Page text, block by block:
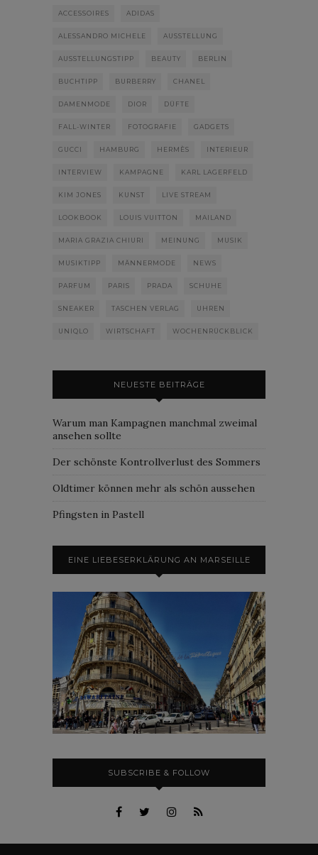
ACCESSOIRES ADIDAS
ALESSANDRO MICHELE AUSSTELLUNG
AUSSTELLUNGSTIPP BEAUTY BERLIN
BUCHTIPP BURBERRY CHANEL
DAMENMODE DIOR DÜFTE
FALL-WINTER FOTOGRAFIE GADGETS
GUCCI HAMBURG HERMÈS INTERIEUR
INTERVIEW KAMPAGNE KARL LAGERFELD
KIM JONES KUNST LIVE STREAM
LOOKBOOK LOUIS VUITTON MAILAND
MARIA GRAZIA CHIURI MEINUNG MUSIK
MUSIKTIPP MÄNNERMODE NEWS
PARFUM PARIS PRADA SCHUHE
SNEAKER TASCHEN VERLAG UHREN
UNIQLO WIRTSCHAFT WOCHENRÜCKBLICK
NEUESTE BEITRÄGE
Warum man Kampagnen manchmal zweimal
ansehen sollte
Der schönste Kontrollverlust des Sommers
Oldtimer können mehr als schön aussehen
Pfingsten in Pastell
EINE LIEBESERKLÄRUNG AN MARSEILLE
SUBSCRIBE & FOLLOW